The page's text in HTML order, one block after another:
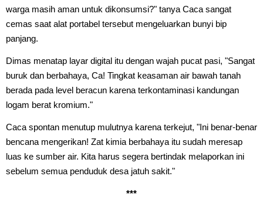
warga masih aman untuk dikonsumsi?" tanya Caca sangat
cemas saat alat portabel tersebut mengeluarkan bunyi bip
panjang.
Dimas menatap layar digital itu dengan wajah pucat pasi, "Sangat
buruk dan berbahaya, Ca! Tingkat keasaman air bawah tanah
berada pada level beracun karena terkontaminasi kandungan
logam berat kromium."
Caca spontan menutup mulutnya karena terkejut, "Ini benar-benar
bencana mengerikan! Zat kimia berbahaya itu sudah meresap
luas ke sumber air. Kita harus segera bertindak melaporkan ini
sebelum semua penduduk desa jatuh sakit."
***